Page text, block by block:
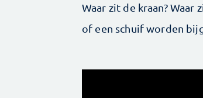
Waar zit de kraan?
of een schuif worden